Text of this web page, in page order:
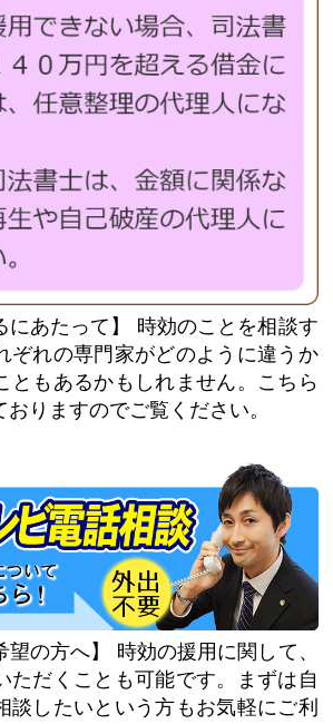
にあたって】
時効のことを相談す
ぞれの専門家がどのように違うか
ともあるかもしれません。こちら
りますのでご覧ください。
望の方へ】
時効の援用に関して、
ただくことも可能です。まずは自
談したいという方もお気軽にご利